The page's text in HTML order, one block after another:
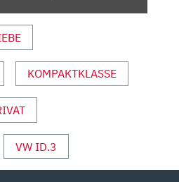
KOMPAKTKLASSE
VW ID.3